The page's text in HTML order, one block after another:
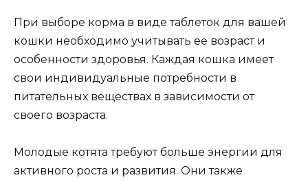
При выборе корма в виде таблеток для вашей
кошки необходимо учитывать ее возраст и
особенности здоровья. Каждая кошка имеет
свои индивидуальные потребности в
питательных веществах в зависимости от
своего возраста.
Молодые котята требуют больше энергии для
активного роста и развития. Они также